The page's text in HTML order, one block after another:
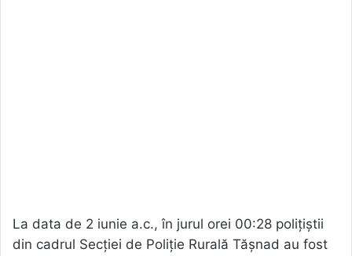
La data de 2 iunie a.c., în jurul orei 00:28 polițiștii
din cadrul Secției de Poliție Rurală Tășnad au fost